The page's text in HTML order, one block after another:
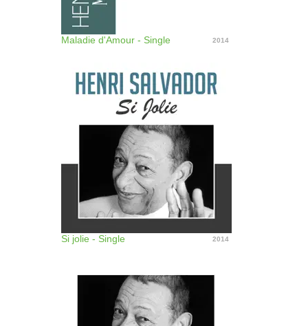
Maladie d'Amour - Single 2014
Si jolie - Single 2014